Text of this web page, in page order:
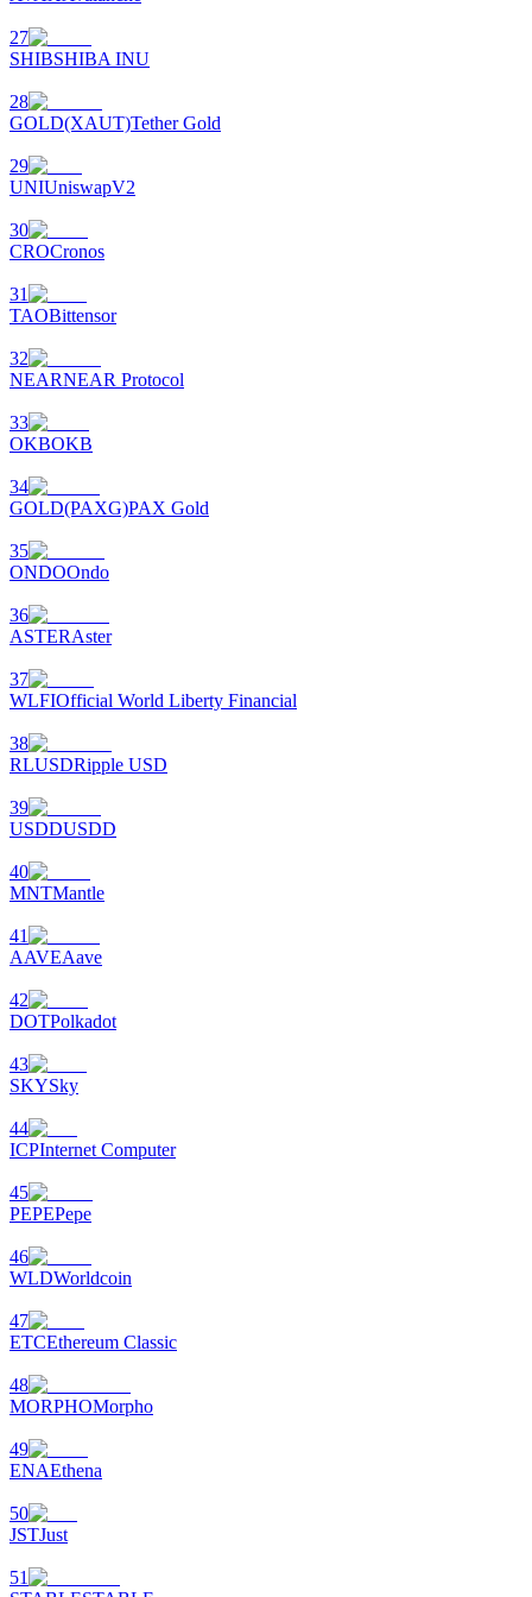
Bitrue
AI
قم بدعوة صديق لتحصل على مكافآت نقدية
BTC Welcome Rewards
Deposit & Trade BTC to Share 25000 USDT prize pool!
Share 500000 CASHCAT prize pool
Exclusive for BitMart Users
Precious Metals Trading Carnival
27
SHIBSHIBA INU
28
GOLD(XAUT)Tether Gold
29
UNIUniswapV2
30
CROCronos
31
TAOBittensor
32
NEARNEAR Protocol
33
OKBOKB
34
GOLD(PAXG)PAX Gold
35
ONDOOndo
36
ASTERAster
37
WLFIOfficial World Liberty Financial
38
RLUSDRipple USD
39
USDDUSDD
40
MNTMantle
41
AAVEAave
42
DOTPolkadot
43
SKYSky
44
ICPInternet Computer
45
PEPEPepe
46
WLDWorldcoin
47
ETCEthereum Classic
48
MORPHOMorpho
49
ENAEthena
50
JSTJust
51